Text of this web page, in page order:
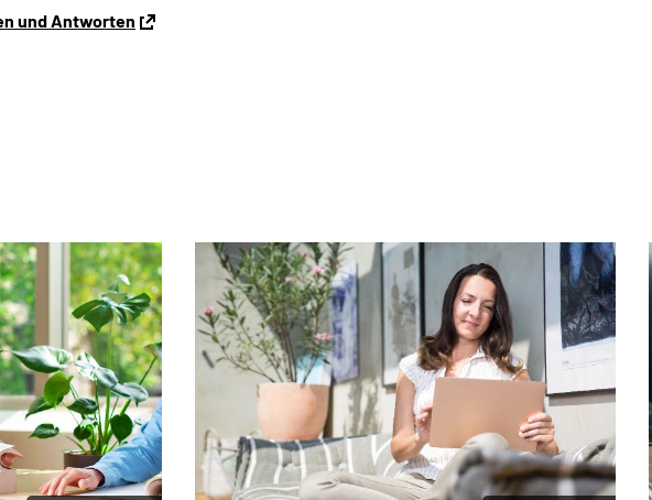
und Antworten